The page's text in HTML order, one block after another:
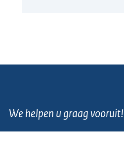
We helpen u graag vooruit!